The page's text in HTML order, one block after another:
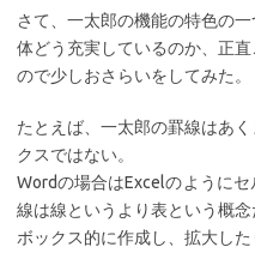
さて、一太郎の機能の特色の
体どう充実しているのか、正
ので少しおさらいをしてみた。
たとえば、一太郎の罫線はあ
クスではない。
Wordの場合はExcelのように
線は線というより表という概
ボックス的に作成し、拡大し